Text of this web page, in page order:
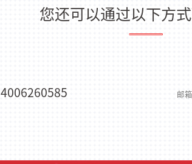
您还可以通过以下方
4006260585 邮箱